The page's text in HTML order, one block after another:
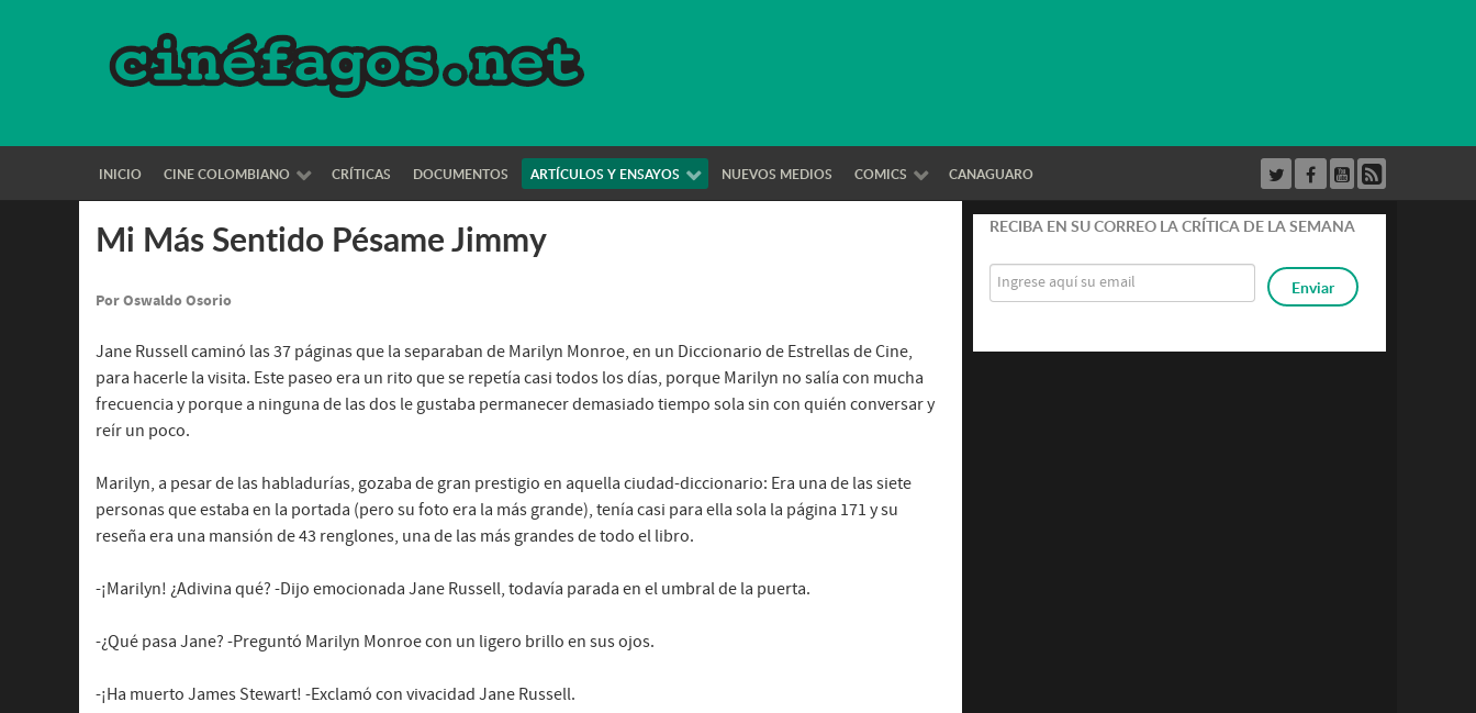
INICIO CINE COLOMBIANO CRÍTICAS DOCUMENTOS ARTÍCULOS Y ENSAYOS NUEVOS MEDIOS COMICS CANAGUARO
Mi Más Sentido Pésame Jimmy
Por Oswaldo Osorio
Jane Russell caminó las 37 páginas que la separaban de Marilyn Monroe, en un Diccionario de Estrellas de Cine,
para hacerle la visita. Este paseo era un rito que se repetía casi todos los días, porque Marilyn no salía con mucha
frecuencia y porque a ninguna de las dos le gustaba permanecer demasiado tiempo sola sin con quién conversar y
reír un poco.
Marilyn, a pesar de las habladurías, gozaba de gran prestigio en aquella ciudad-diccionario: Era una de las siete
personas que estaba en la portada (pero su foto era la más grande), tenía casi para ella sola la página 171 y su
reseña era una mansión de 43 renglones, una de las más grandes de todo el libro.
-¡Marilyn! ¿Adivina qué? -Dijo emocionada Jane Russell, todavía parada en el umbral de la puerta.
-¿Qué pasa Jane? -Preguntó Marilyn Monroe con un ligero brillo en sus ojos.
-¡Ha muerto James Stewart! -Exclamó con vivacidad Jane Russell.
RECIBA EN SU CORREO LA CRÍTICA DE LA SEMANA